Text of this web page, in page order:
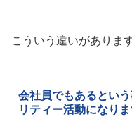
こういう違いがあります
会社員でもあるとい
リティー活動になりま